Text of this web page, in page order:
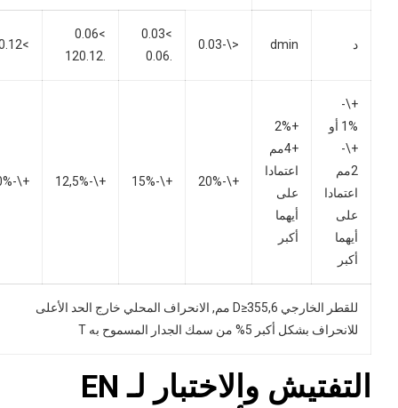
د dmin
<\-0.03
>0.03
>0.06
>0.12
+\-
1% أو
+\-
2مم
اعتمادا
على
أيهما
أكبر
+2%
+4مم
اعتمادا
على
أيهما
أكبر
+\-20%
+\-15%
+\-12,5%
+\-10%
للقطر الخارجي D≥355,6 مم, الانحراف المحلي خارج الحد الأعلى
للانحراف بشكل أكبر 5% من سمك الجدار المسموح به T
التفتيش والاختبار لـ EN